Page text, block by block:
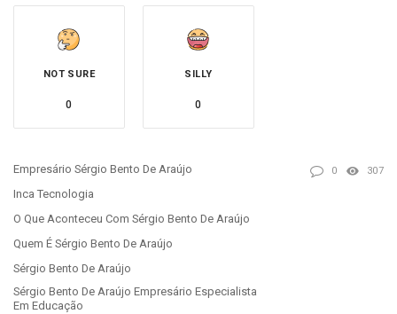
NOT SURE
0
SILLY
0
Empresário Sérgio Bento De Araújo
Inca Tecnologia
O Que Aconteceu Com Sérgio Bento De Araújo
Quem É Sérgio Bento De Araújo
Sérgio Bento De Araújo
Sérgio Bento De Araújo Empresário Especialista
Em Educação
0 307